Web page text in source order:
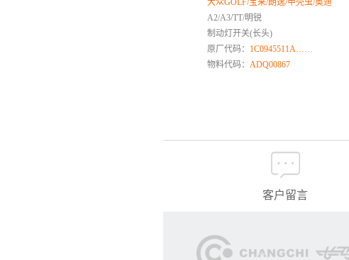
A2/A3/TT/明锐
制动灯开关(长头)
原厂代码： 1C0945511A……
物料代码： ADQ00867
客户留言